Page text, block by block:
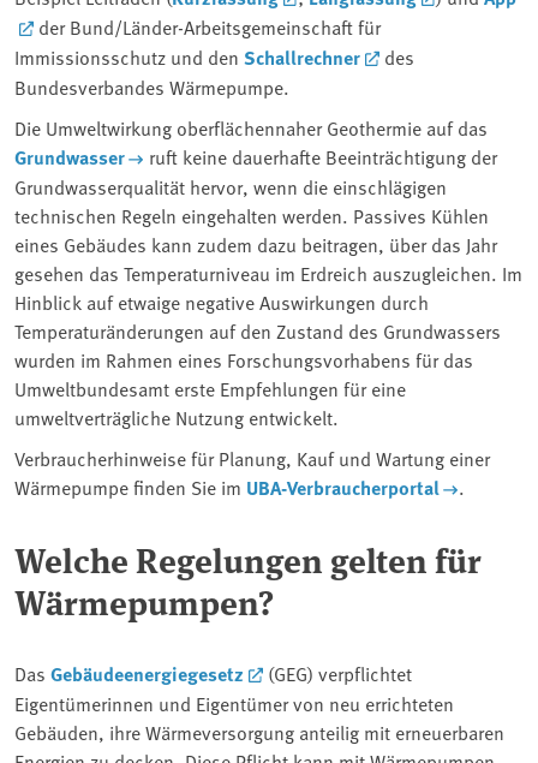
der Bund/Länder-Arbeitsgemeinschaft für
Immissionsschutz und den Schallrechner
des
Bundesverbandes Wärmepumpe.
Die Umweltwirkung oberflächennaher Geothermie auf das
Grundwasser
ruft keine dauerhafte Beeinträchtigung der
Grundwasserqualität hervor, wenn die einschlägigen
technischen Regeln eingehalten werden. Passives Kühlen
eines Gebäudes kann zudem dazu beitragen, über das Jahr
gesehen das Temperaturniveau im Erdreich auszugleichen. Im
Hinblick auf etwaige negative Auswirkungen durch
Temperaturänderungen auf den Zustand des Grundwassers
wurden im Rahmen eines Forschungsvorhabens für das
Umweltbundesamt erste Empfehlungen für eine
umweltverträgliche Nutzung entwickelt.
Verbraucherhinweise für Planung, Kauf und Wartung einer
Wärmepumpe finden Sie im UBA-Verbraucherportal .
Welche Regelungen gelten für
Wärmepumpen?
Das Gebäudeenergiegesetz
(GEG) verpflichtet
Eigentümerinnen und Eigentümer von neu errichteten
Gebäuden, ihre Wärmeversorgung anteilig mit erneuerbaren